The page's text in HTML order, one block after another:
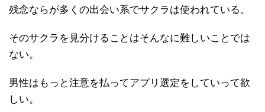
残念ならが多くの出会い系でサクラは使われている。
そのサクラを見分けることはそんなに難しいことでは
ない。
男性はもっと注意を払ってアプリ選定をしていって欲
しい。